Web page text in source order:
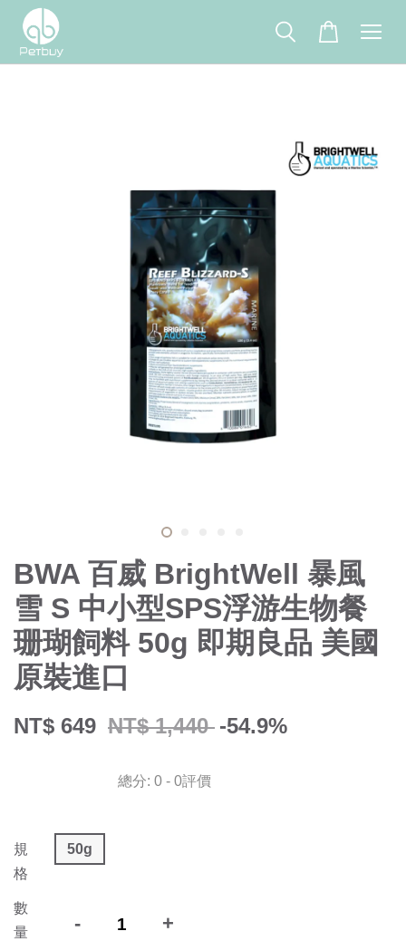
BWA 百威 BrightWell 暴風
雪 S 中小型SPS浮游生物餐
珊瑚飼料 50g 即期良品 美國
原裝進口
NT$ 649 NT$ 1,440 -54.9%
總分: 0 - 0評價
規
格
50g
數
量
- +